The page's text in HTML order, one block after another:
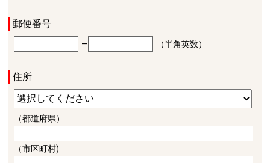
郵便番号
― （半角英数）
住所
（都道府県）
（市区町村)